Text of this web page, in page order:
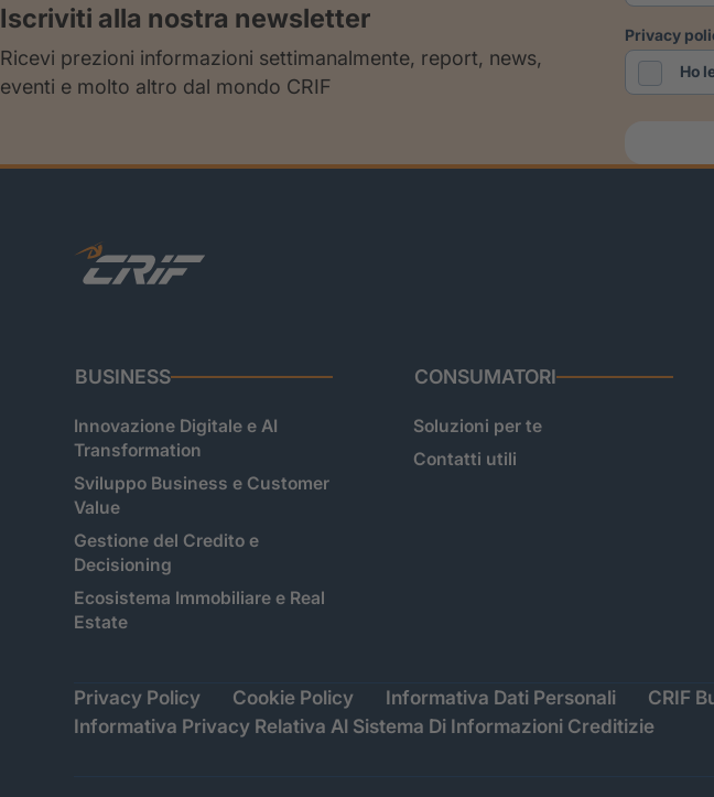
Iscriviti alla nostra newsletter
Ricevi prezioni informazioni settimanalmente, report, news,
eventi e molto altro dal mondo CRIF
privacy
Ho
BUSINESS
Innovazione Digitale e AI
Transformation
Sviluppo Business e Customer
Value
Gestione del Credito e
Decisioning
Ecosistema Immobiliare e Real
Estate
CONSUMATORI
Soluzioni per te
Contatti utili
Privacy Policy Cookie Policy Informativa Dati Personali CRIF
Informativa Privacy Relativa Al Sistema Di Informazioni Creditizie